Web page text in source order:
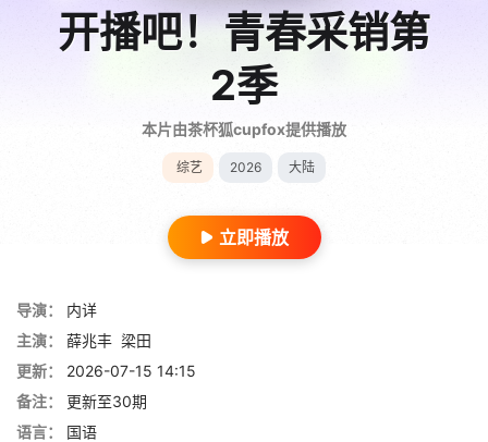
开播吧！青春采销第
2季
本片由茶杯狐cupfox提供播放
综艺 2026 大陆
立即播放
导演：
内详
主演：
薛兆丰 梁田
更新：
2026-07-15 14:15
备注：
更新至30期
语言：
国语